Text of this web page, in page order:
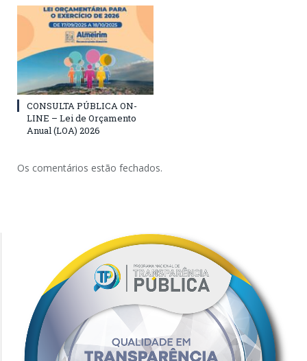
CONSULTA PÚBLICA ON-
LINE – Lei de Orçamento
Anual (LOA) 2026
Os comentários estão fechados.